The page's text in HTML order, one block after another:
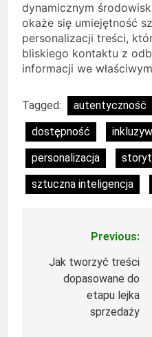
dynamicznym
okaże się umiejętność
personalizacji treści,
bliskiego kontaktu z
informacji we
Tagged: autentyczność
dostępność
personalizacja
sztuczna inteligencja
Nawigacja
wpisu
Previous:
Jak tworzyć treści
dopasowane do
etapu lejka
sprzedaży